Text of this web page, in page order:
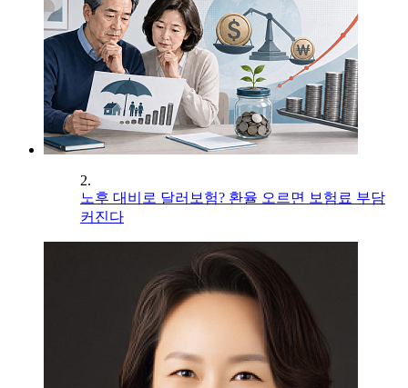
2.
노후 대비로 달러보험? 환율 오르면 보험료 부담
커진다